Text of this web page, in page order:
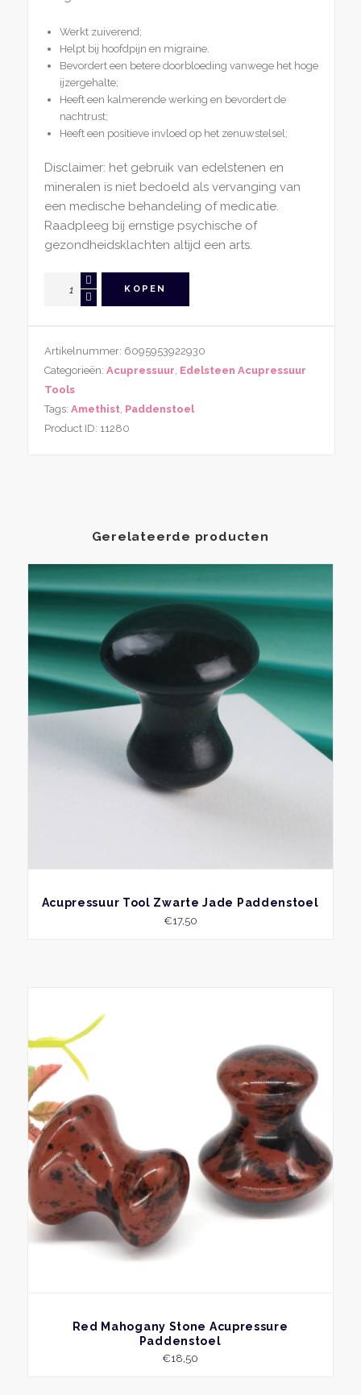
Werkt zuiverend;
Helpt bij hoofdpijn en migraine.
Bevordert een betere doorbloeding vanwege het hoge
ijzergehalte;
Heeft een kalmerende werking en bevordert de
nachtrust;
Heeft een positieve invloed op het zenuwstelsel;
Disclaimer: het gebruik van edelstenen en
mineralen is niet bedoeld als vervanging van
een medische behandeling of medicatie.
Raadpleeg bij ernstige psychische of
gezondheidsklachten altijd een arts.
Paddenstoel
aantal
KOPEN
Artikelnummer: 6095953922930
Categorieën: Acupressuur, Edelsteen Acupressuur
Tools
Tags: Amethist, Paddenstoel
Product ID: 11280
Gerelateerde producten
BEKIJK
Acupressuur Tool Zwarte Jade Paddenstoel
€17,50
BEKIJK
Red Mahogany Stone Acupressure
Paddenstoel
€18,50